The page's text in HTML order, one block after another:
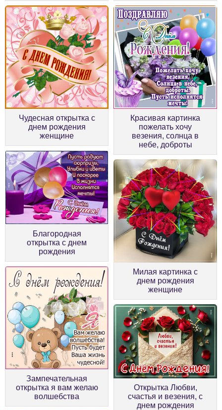
Чудесная открытка с
днем рождения
женщине
Красивая картинка
пожелать хочу
везения, солнца в
небе, доброты
Благородная
открытка с днем
рождения
Милая картинка с
днем рождения
женщине
Зампечательная
открытка я вам желаю
волшебства
Открытка Любви,
счастья и везения, с
днем рождения